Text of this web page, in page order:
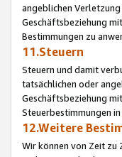
angeblichen
Geschäftsbeziehung
Bestimmungen zu
11.Steuern
Steuern und damit
tatsächlichen oder
Geschäftsbeziehung
Steuerbestimmungen in
12.Weitere
Wir können von Zeit zu